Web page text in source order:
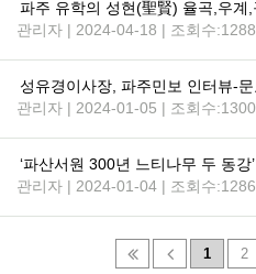
관리자 | 2024-04-18 | 조회수:1288
관리자 | 2024-01-05 | 조회수:1300
‘파산서원 300년 느티나무 두 동강
관리자 | 2024-01-04 | 조회수:1286
1 2